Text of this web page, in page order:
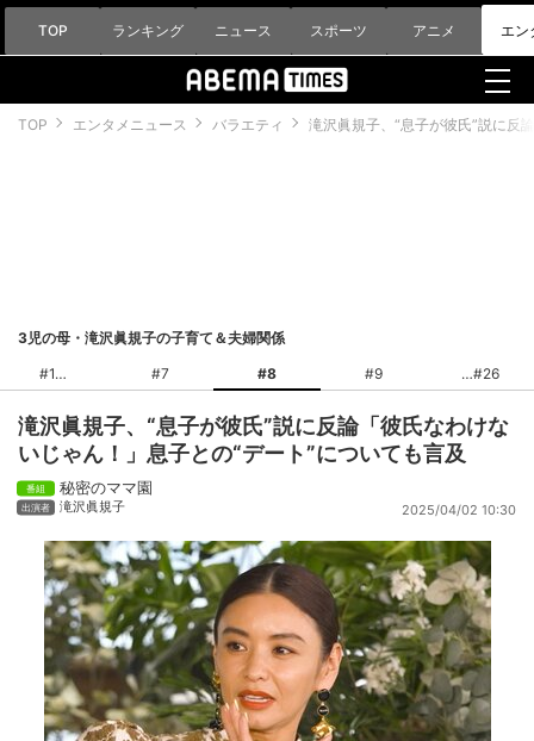
TOP ランキング ニュース スポーツ アニメ エン
TOP エンタメニュース バラエティ 滝沢眞規子、“息子が彼氏”説に反
3児の母・滝沢眞規子の子育て＆夫婦関係
#1
#7 #8 #9 #26
滝沢眞規子、“息子が彼氏”説に反論「彼氏なわけな
いじゃん！」息子との“デート”についても言及
秘密のママ園
滝沢眞規子 2025/04/02 10:30